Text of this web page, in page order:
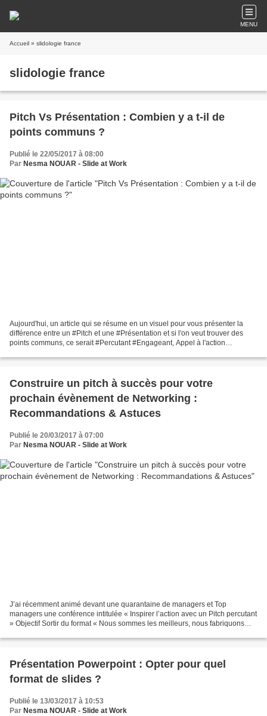
MENU
Accueil » slidologie france
slidologie france
Pitch Vs Présentation : Combien y a t-il de
points communs ?
Publié le 22/05/2017 à 08:00
Par Nesma NOUAR - Slide at Work
Aujourd'hui, un article qui se résume en un visuel pour vous présenter la
différence entre un #Pitch et une #Présentation et si l'on veut trouver des
points communs, ce serait #Percutant #Engageant, Appel à l'action
Construire un pitch à succès pour votre
prochain évènement de Networking :
Recommandations & Astuces
Publié le 20/03/2017 à 07:00
Par Nesma NOUAR - Slide at Work
J’ai récemment animé devant une quarantaine de managers et Top
managers une conférence intitulée « Inspirer l’action avec un Pitch percutant
» Objectif Sortir du format « Nous sommes les meilleurs, nous fabriquons
Présentation Powerpoint : Opter pour quel
format de slides ?
Publié le 13/03/2017 à 10:53
Par Nesma NOUAR - Slide at Work